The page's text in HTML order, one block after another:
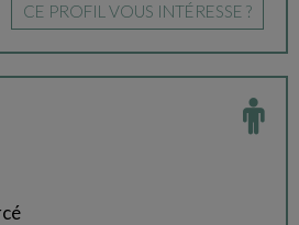
CE PROFIL VOUS INTÉRESSE ?